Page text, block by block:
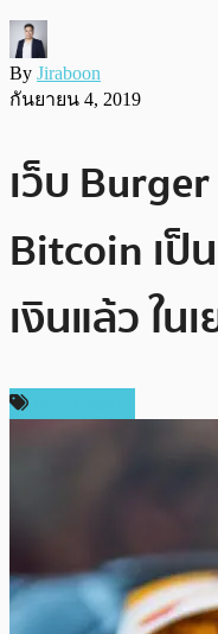
By Jiraboon
กันยายน 4, 2019
เว็บ
Bitcoin เป็
เงินแล้ว ใน